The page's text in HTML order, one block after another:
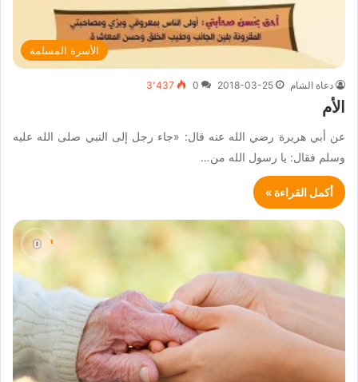
الأسرة المسلمة
دعاة الشام 2018-03-25
0 3٬437
الأم
عن أبي هريرة رضي الله عنه قال: «جاء رجل إلى النبي صلى الله عليه
وسلم فقال: يا رسول الله من…
أكمل القراءة »